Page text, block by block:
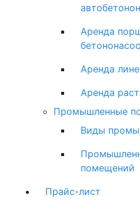
Аренда
Аренда
Аренда
Промышленные
Виды
помещений
Прайс-лист